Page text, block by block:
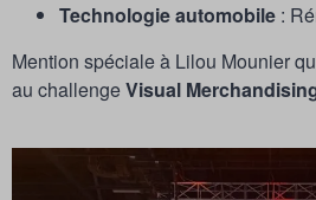
Technologie automobile :
Mention spéciale à Lilou Mounier
au challengeVisual